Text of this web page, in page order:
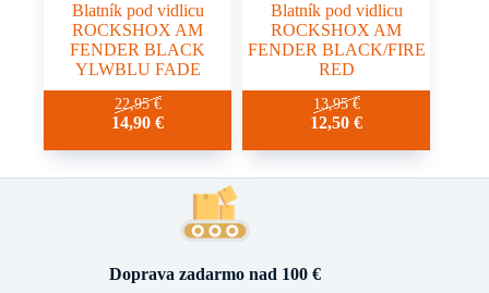
Blatník pod vidlicu
ROCKSHOX AM
FENDER BLACK
YLWBLU FADE
22,95€
14,90€
Blatník pod vidlicu
ROCKSHOX AM
FENDER BLACK/FIRE
RED
13,95€
12,50€
Doprava zadarmo nad 100 €